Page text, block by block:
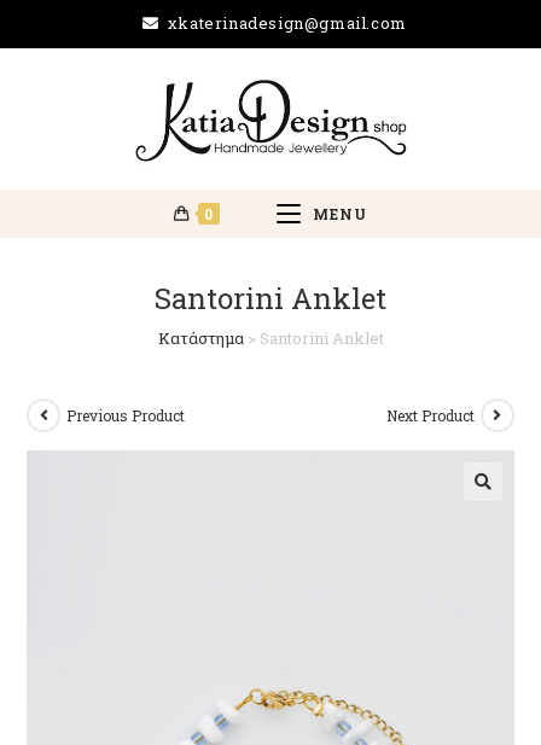
xkaterinadesign@gmail.com
0 MENU
Santorini Anklet
Κατάστημα> Santorini Anklet
Previous Product Next Product